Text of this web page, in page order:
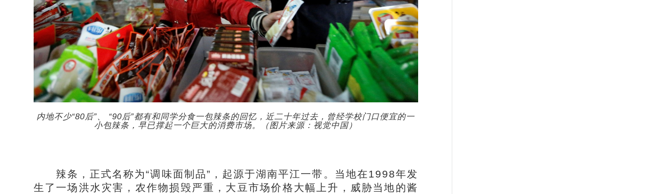
内地不少“80后”、 “90后”都有和同学分食一包辣条的回忆，近二十年过去，曾经学校门口便宜的一
小包辣条，早已撑起一个巨大的消费市场。（图片来源：视觉中国）
辣条，正式名称为“调味面制品”，起源于湖南平江一带。当地在1998年发
生了一场洪水灾害，农作物损毁严重，大豆市场价格大幅上升，威胁当地的酱